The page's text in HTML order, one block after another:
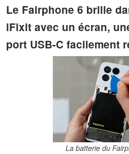
Le Fairphone 6 brille
iFixit avec un écran,
port USB-C facilement
La batterie du